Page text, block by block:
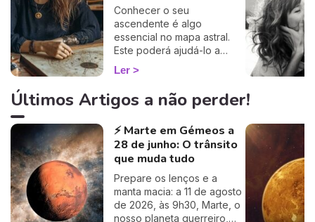
Conhecer o seu
ascendente é algo
essencial no mapa astral.
Este poderá ajudá-lo a
compreender o porquê de
alguns comportamentos e
que imagem transmite aos
outros… Calcule o seu
descubra como este
influencia o seu Signo Solar
e as suas relações. É um
100%, apenas precisa de
ter a hora e o local do seu
nascimento.
Ler
Últimos Artigos a não perder!
⚡ Marte em Gémeos a
28 de junho: O trânsito
que muda tudo
Prepare os lenços e a
manta macia: a 11 de agosto
de 2026, às 9h30, Marte, o
nosso planeta guerreiro,